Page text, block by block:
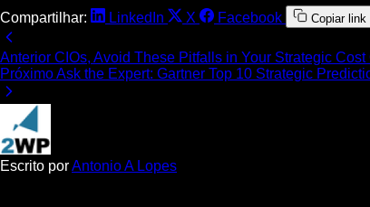
Compartilhar: LinkedIn X Facebook Copiar link
Anterior CIOs, Avoid These Pitfalls in Your Strategic Cost
PróximoAsk the Expert: Gartner Top 10 Strategic
Escrito porAntonio A Lopes